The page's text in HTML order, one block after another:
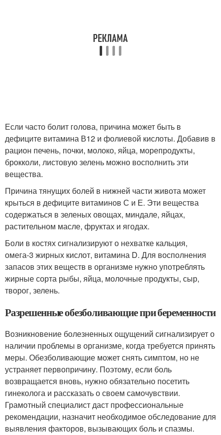
Если часто болит голова, причина может быть в
дефиците витамина В12 и фолиевой кислоты. Добавив в
рацион печень, почки, молоко, яйца, морепродукты,
брокколи, листовую зелень можно восполнить эти
вещества.
Причина тянущих болей в нижней части живота может
крыться в дефиците витаминов С и Е. Эти вещества
содержаться в зеленых овощах, миндале, яйцах,
растительном масле, фруктах и ягодах.
Боли в костях сигнализируют о нехватке кальция,
омега-3 жирных кислот, витамина D. Для восполнения
запасов этих веществ в организме нужно употреблять
жирные сорта рыбы, яйца, молочные продукты, сыр,
творог, зелень.
Разрешенные обезболивающие при беременности
Возникновение болезненных ощущений сигнализирует о
наличии проблемы в организме, когда требуется принять
меры. Обезболивающие может снять симптом, но не
устраняет первопричину. Поэтому, если боль
возвращается вновь, нужно обязательно посетить
гинеколога и рассказать о своем самочувствии.
Грамотный специалист даст профессиональные
рекомендации, назначит необходимое обследование для
выявления факторов, вызывающих боль и спазмы.